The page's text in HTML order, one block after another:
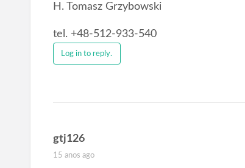
H. Tomasz Grzybowski
tel. +48-512-933-540
Log in to reply.
gtj126
15 anos ago